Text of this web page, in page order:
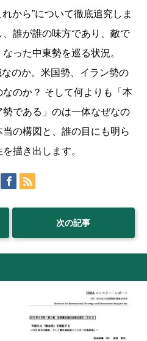
れから”について徹底追究しま
誰が誰の味方であり、敵で
った中東勢を巡る状況。
なのか。米国勢、イラン勢の
のか？ そして何よりも「本
である」のは一体なぜなの
の構図と、誰の目にも明ら
描き出します。
次の記事